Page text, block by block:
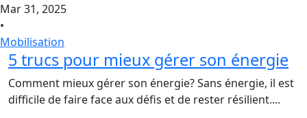
Mar 31, 2025
•
Mobilisation
5 trucs pour mieux gérer son énergie
Comment mieux gérer son énergie? Sans énergie, il est
difficile de faire face aux défis et de rester résilient....